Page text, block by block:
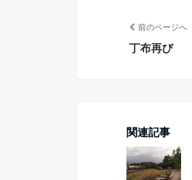
前のページへ
丁布再び
関連記事